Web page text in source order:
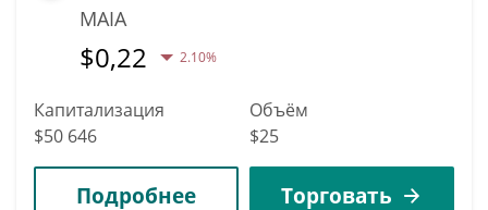
MAIA
$0,22 2.10%
Капитализация
$50 646
Объём
$25
Подробнее Торговать